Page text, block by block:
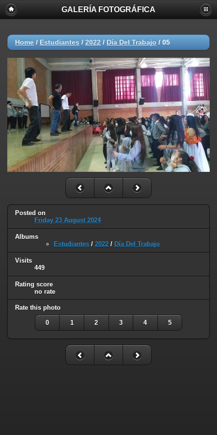
GALERÍA FOTOGRÁFICA
Home / Estudiantes / 2022 / Día Del Trabajo / 05
Posted on
Friday 23 August 2024
Albums
Estudiantes / 2022 / Día Del Trabajo
Visits
449
Rating score
no rate
Rate this photo
0 1 2 3 4 5